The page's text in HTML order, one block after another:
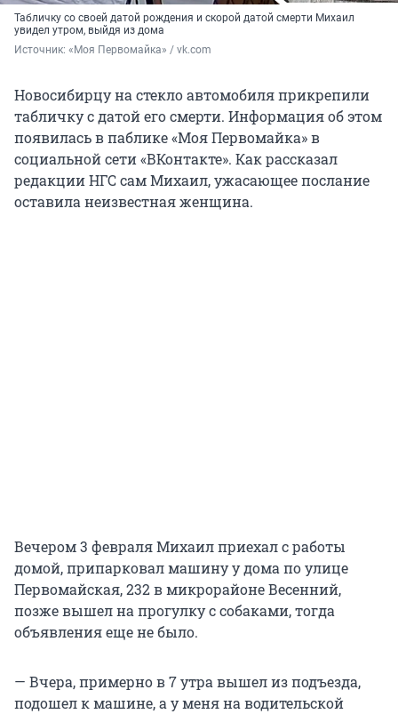
Табличку со своей датой рождения и скорой датой смерти Михаил
увидел утром, выйдя из дома
Источник: «Моя Первомайка» / vk.com
Новосибирцу на стекло автомобиля прикрепили
табличку с датой его смерти. Информация об этом
появилась в паблике «Моя Первомайка» в
социальной сети «ВКонтакте». Как рассказал
редакции НГС сам Михаил, ужасающее послание
оставила неизвестная женщина.
Вечером 3 февраля Михаил приехал с работы
домой, припарковал машину у дома по улице
Первомайская, 232 в микрорайоне Весенний,
позже вышел на прогулку с собаками, тогда
объявления еще не было.
— Вчера, примерно в 7 утра вышел из подъезда,
подошел к машине, а у меня на водительской